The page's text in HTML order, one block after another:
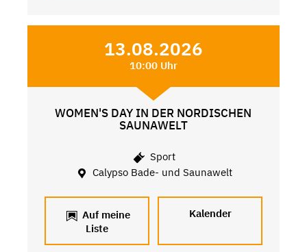
13.08.2026
10:00 Uhr
WOMEN'S DAY IN DER NORDISCHEN
SAUNAWELT
Sport
Calypso Bade- und Saunawelt
Auf meine
Liste
Kalender